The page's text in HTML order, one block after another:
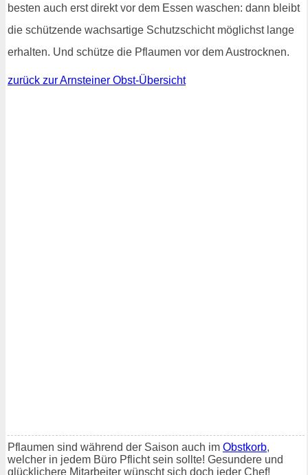
besten auch erst direkt vor dem Essen waschen: dann bleibt
die schützende wachsartige Schutzschicht möglichst lange
erhalten. Und schütze die Pflaumen vor dem Austrocknen.
zurück zur Arnsteiner Obst-Übersicht
Pflaumen sind während der Saison auch im Obstkorb,
welcher in jedem Büro Pflicht sein sollte! Gesundere und
glücklichere Mitarbeiter wünscht sich doch jeder Chef!